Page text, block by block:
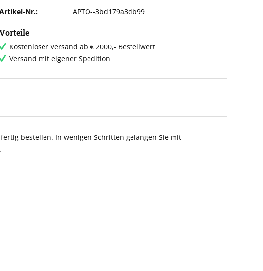
Artikel-Nr.: APTO--3bd179a3db99
Vorteile
Kostenloser Versand ab € 2000,- Bestellwert
Versand mit eigener Spedition
bestellen. In wenigen Schritten gelangen Sie mit